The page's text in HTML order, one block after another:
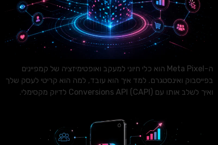
ה-Meta Pixel הוא כלי חיוני למעקב ואופטימיזציה של קמפיינים
בפייסבוק ואינסטגרם. למד איך הוא עובד, למה הוא קריטי לעסק שלך
ואיך לשלב אותו עם Conversions API (CAPI) לדיוק מקסימלי.